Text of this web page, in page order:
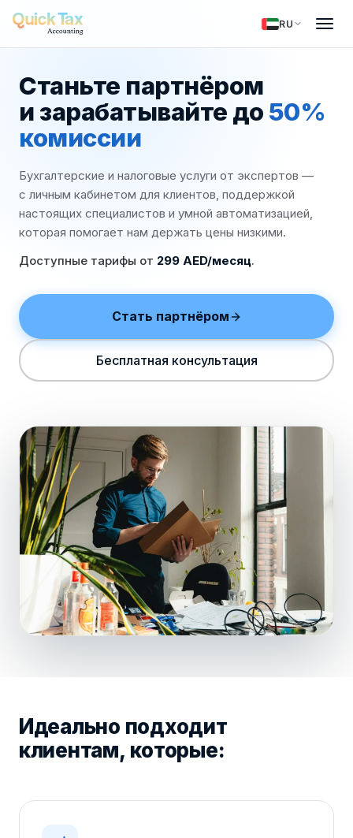
RU
Станьте партнёром
и зарабатывайте до 50%
комиссии
Бухгалтерские и налоговые услуги от экспертов —
с личным кабинетом для клиентов, поддержкой
настоящих специалистов и умной автоматизацией,
которая помогает нам держать цены низкими.
Доступные тарифы от 299 AED/месяц.
Стать партнёром
Бесплатная консультация
Идеально подходит
клиентам, которые: